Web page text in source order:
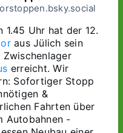
aus Jülich sein
neues Zwischenlager
erreicht. Wir
Sofortiger Stopp
&
Fahrten über
Autobahnen -